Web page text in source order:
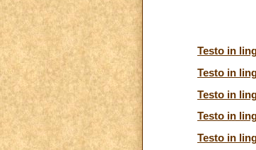
Testo in
Testo in
Testo in
Testo in
Testo in